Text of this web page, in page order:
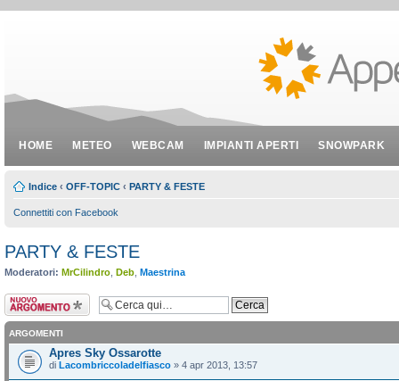
HOME METEO WEBCAM IMPIANTI APERTI SNOWPARK
Indice ‹ OFF-TOPIC ‹ PARTY & FESTE
Connettiti con Facebook
PARTY & FESTE
Moderatori: MrCilindro Deb Maestrina
Scrivi un nuovo
argomento
ARGOMENTI
Apres Sky Ossarotte
di Lacombriccoladelfiasco » 4 apr 2013, 13:57